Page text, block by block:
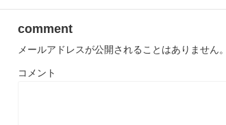
comment
メールアドレスが公開されることはありません。
コメント